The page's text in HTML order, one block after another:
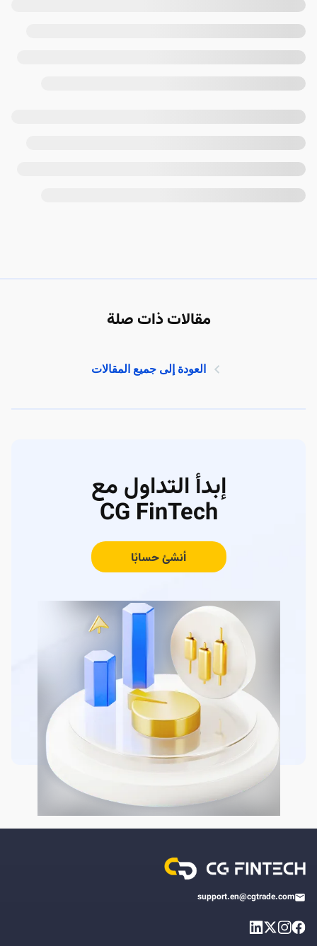
مقالات ذات صلة
العودة إلى جميع المقالات
إبدأ التداول مع
CG FinTech
أنشئ حسابًا
support.en@cgtrade.com